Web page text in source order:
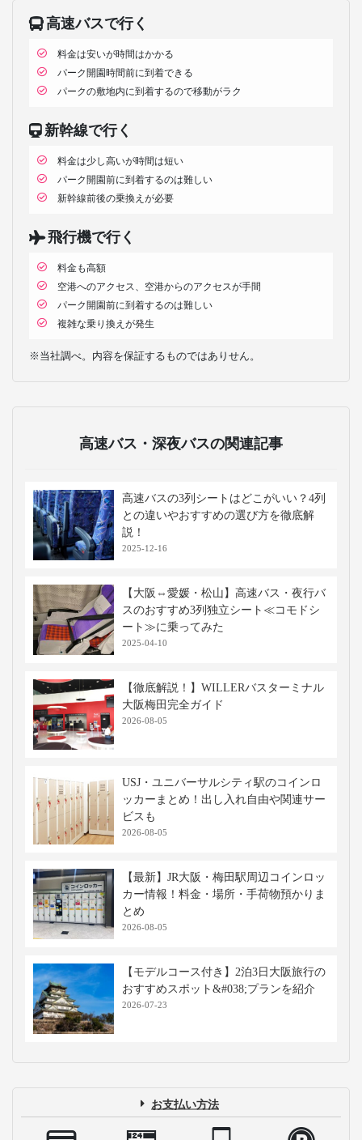
高速バスで行く
料金は安いが時間はかかる
パーク開園時間前に到着できる
パークの敷地内に到着するので移動がラク
新幹線で行く
料金は少し高いが時間は短い
パーク開園前に到着するのは難しい
新幹線前後の乗換えが必要
飛行機で行く
料金も高額
空港へのアクセス、空港からのアクセスが手間
パーク開園前に到着するのは難しい
複雑な乗り換えが発生
※当社調べ。内容を保証するものではありせん。
高速バス・深夜バスの関連記事
高速バスの3列シートはどこがいい？4列
との違いやおすすめの選び方を徹底解
説！
2025-12-16
【大阪⇔愛媛・松山】高速バス・夜行バ
スのおすすめ3列独立シート≪コモドシ
ート≫に乗ってみた
2025-04-10
【徹底解説！】WILLERバスターミナル
大阪梅田完全ガイド
2026-08-05
USJ・ユニバーサルシティ駅のコインロ
ッカーまとめ！出し入れ自由や関連サー
ビスも
2026-08-05
【最新】JR大阪・梅田駅周辺コインロッ
カー情報！料金・場所・手荷物預かりま
とめ
2026-08-05
【モデルコース付き】2泊3日大阪旅行の
おすすめスポット&#038;プランを紹介
2026-07-23
お支払い方法